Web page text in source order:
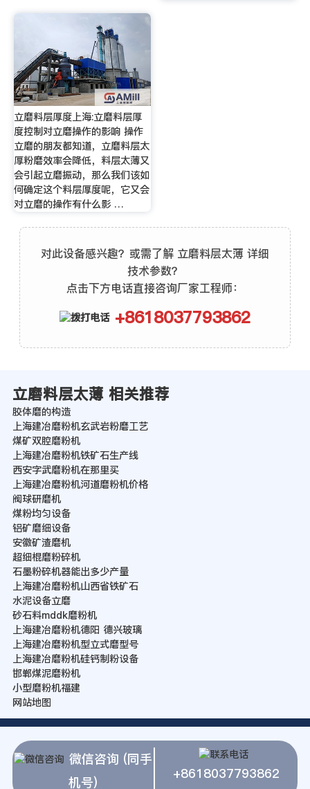
立磨料层厚度上海:立磨料层厚
度控制对立磨操作的影响 操作
立磨的朋友都知道，立磨料层太
厚粉磨效率会降低，料层太薄又
会引起立磨振动，那么我们该如
何确定这个料层厚度呢，它又会
对立磨的操作有什么影 …
对此设备感兴趣？或需了解 立磨料层太薄 详细
技术参数？
点击下方电话直接咨询厂家工程师：
+8618037793862
立磨料层太薄 相关推荐
胶体磨的构造
上海建冶磨粉机玄武岩粉磨工艺
煤矿双腔磨粉机
上海建冶磨粉机铁矿石生产线
西安字武磨粉机在那里买
上海建冶磨粉机河道磨粉机价格
阀球研磨机
煤粉均匀设备
铝矿磨细设备
安徽矿渣磨机
超细棍磨粉碎机
石墨粉碎机器能出多少产量
上海建冶磨粉机山西省铁矿石
水泥设备立磨
砂石料mddk磨粉机
上海建冶磨粉机德阳 德兴玻璃
上海建冶磨粉机型立式磨型号
上海建冶磨粉机硅钙制粉设备
邯郸煤泥磨粉机
小型磨粉机福建
网站地图
微信咨询 (同手
机号)
+8618037793862